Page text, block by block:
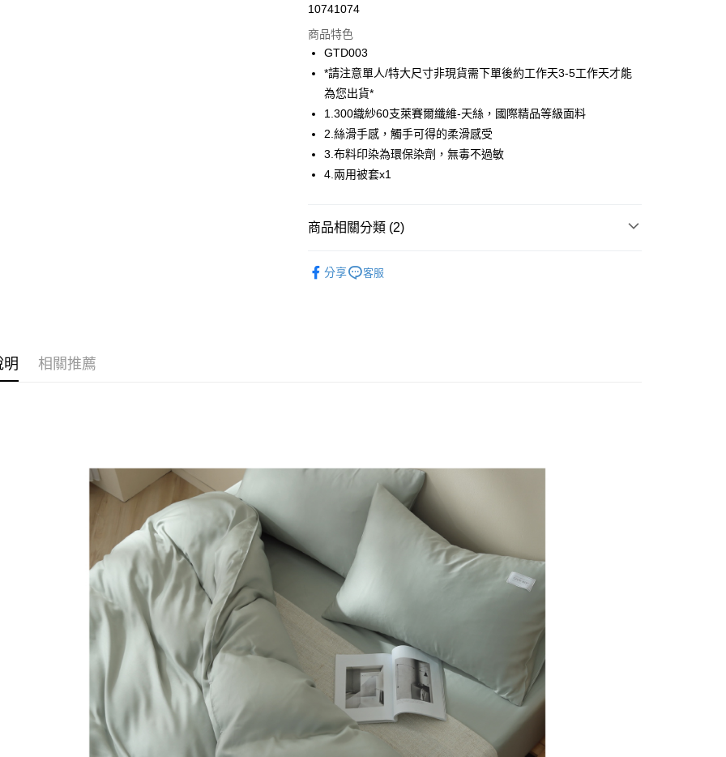
合作金庫商業銀行
第一商業銀行
華南商業銀行
國泰世華商業銀行
兆豐國際商業銀行
臺灣中小企業銀行
台中商業銀行
匯豐（台灣）商業銀行
華泰商業銀行
聯邦商業銀行
台新國際商業銀行
LINE Pay
街口支付
免運費
10741074
商品特色
GTD003
*請注意單人/特大尺寸非現貨需下單後約工作天3-5工作天才能
為您出貨*
1.300織紗60支萊賽爾纖維-天絲，國際精品等級面料
2.絲滑手感，觸手可得的柔滑感受
3.布料印染為環保染劑，無毒不過敏
4.兩用被套x1
商品相關分類 (2)
分享 客服
明 相關推薦